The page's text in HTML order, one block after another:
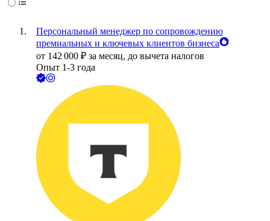
Персональный менеджер по сопровождению
премиальных и ключевых клиентов бизнеса
от 142 000 ₽ за месяц, до вычета налогов
Опыт 1-3 года